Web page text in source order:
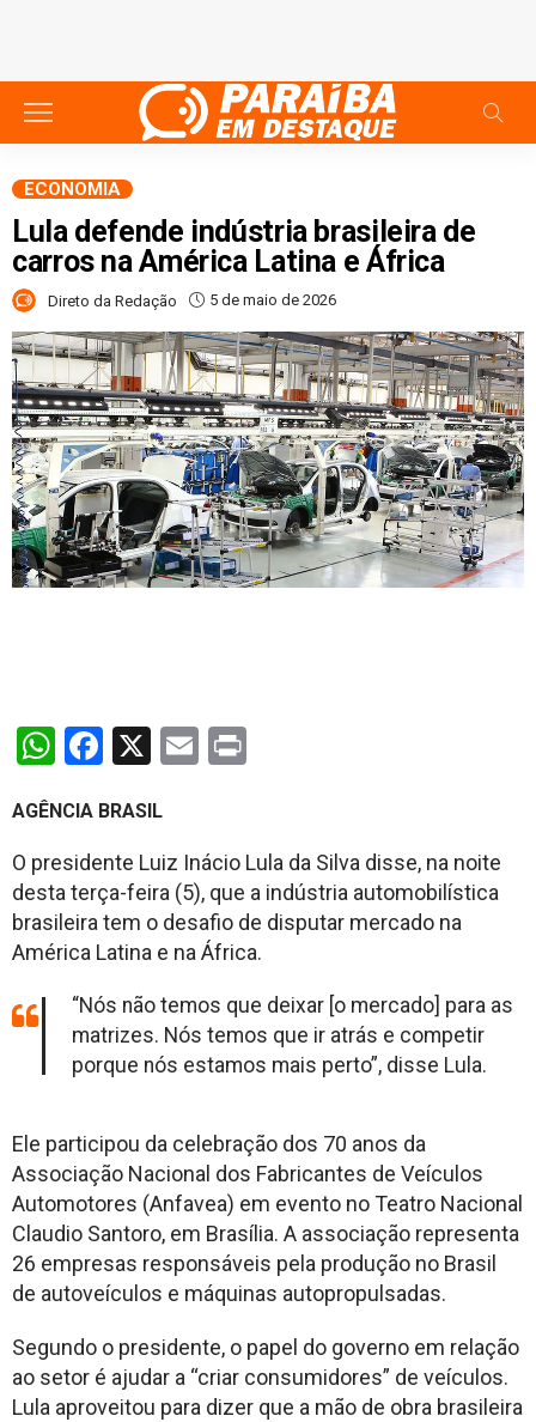
ECONOMIA
Lula defende indústria brasileira de
carros na América Latina e África
Direto da Redação 5 de maio de 2026
WhatsApp
Facebook
X Email
AGÊNCIA BRASIL
O presidente Luiz Inácio Lula da Silva disse, na noite
desta terça-feira (5), que a indústria automobilística
brasileira tem o desafio de disputar mercado na
América Latina e na África.
“Nós não temos que deixar [o mercado] para as
matrizes. Nós temos que ir atrás e competir
porque nós estamos mais perto”, disse Lula.
Ele participou da celebração dos 70 anos da
Associação Nacional dos Fabricantes de Veículos
Automotores (Anfavea) em evento no Teatro Nacional
Claudio Santoro, em Brasília. A associação representa
26 empresas responsáveis pela produção no Brasil
de autoveículos e máquinas autopropulsadas.
Segundo o presidente, o papel do governo em relação
ao setor é ajudar a “criar consumidores” de veículos.
Lula aproveitou para dizer que a mão de obra brasileira